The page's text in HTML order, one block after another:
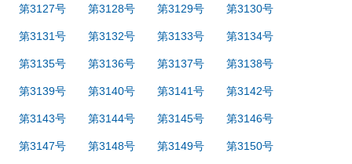
第3127号 第3128号 第3129号 第3130号
第3131号 第3132号 第3133号 第3134号
第3135号 第3136号 第3137号 第3138号
第3139号 第3140号 第3141号 第3142号
第3143号 第3144号 第3145号 第3146号
第3147号 第3148号 第3149号 第3150号